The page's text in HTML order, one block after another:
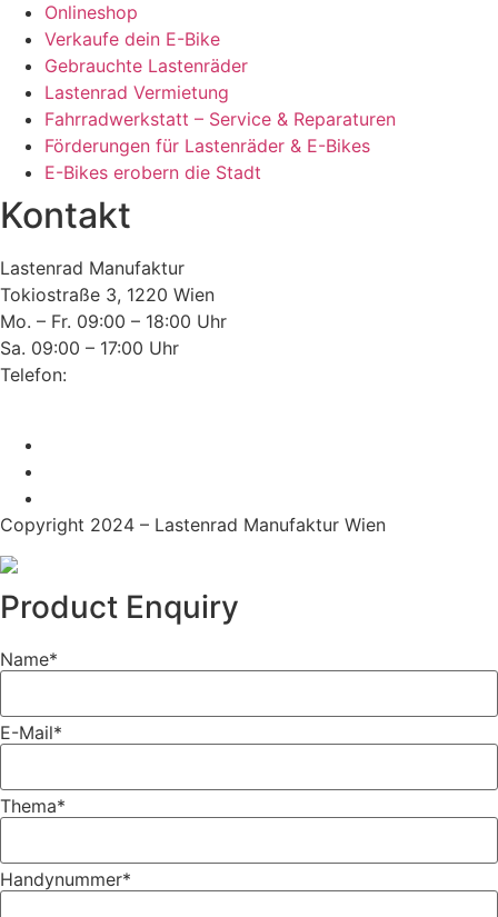
Onlineshop
Verkaufe dein E-Bike
Gebrauchte Lastenräder
Lastenrad Vermietung
Fahrradwerkstatt – Service & Reparaturen
Förderungen für Lastenräder & E-Bikes
E-Bikes erobern die Stadt
Kontakt
Lastenrad Manufaktur
Tokiostraße 3, 1220 Wien
Mo. – Fr. 09:00 – 18:00 Uhr
Sa. 09:00 – 17:00 Uhr
Telefon:
Copyright 2024 – Lastenrad Manufaktur Wien
Product Enquiry
Name*
E-Mail*
Thema*
Handynummer*